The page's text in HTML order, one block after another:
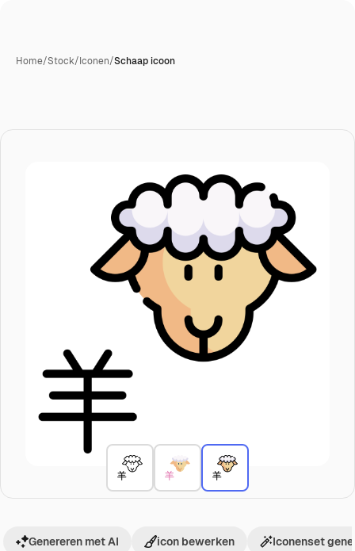
Home/Stock/Iconen/Schaap icoon
Genereren met AI icon bewerken Iconenset